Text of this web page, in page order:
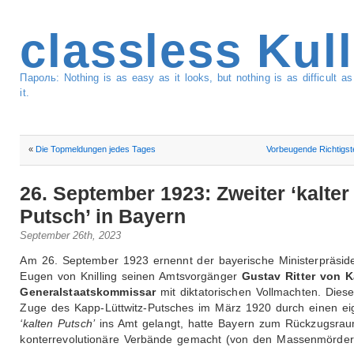
classless
Пароль: Nothing is as easy as it looks, but nothing is as difficult
it.
«Die Topmeldungen jedes Tages Vorbeugende
26. September 1923: Zweiter ‘kalter
Putsch’ in Bayern
September 26th, 2023
Am 26. September 1923 ernennt der bayerische
Eugen von Knilling seinen Amtsvorgänger Gustav Ritter von
Generalstaatskommissarmit diktatorischen Vollmachten.
Zuge des Kapp-Lüttwitz-Putsches im März 1920 durch einen
‘kalten Putsch’ins Amt gelangt, hatte Bayern zum
konterrevolutionäre Verbände gemacht (von den